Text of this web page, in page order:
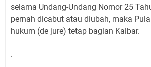
selama Undang-Undang Nomor 25
pernah dicabut atau diubah, maka
hukum (de jure) tetap bagian Kalbar.
.